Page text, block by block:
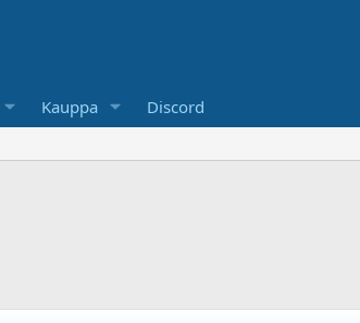
Kauppa Discord